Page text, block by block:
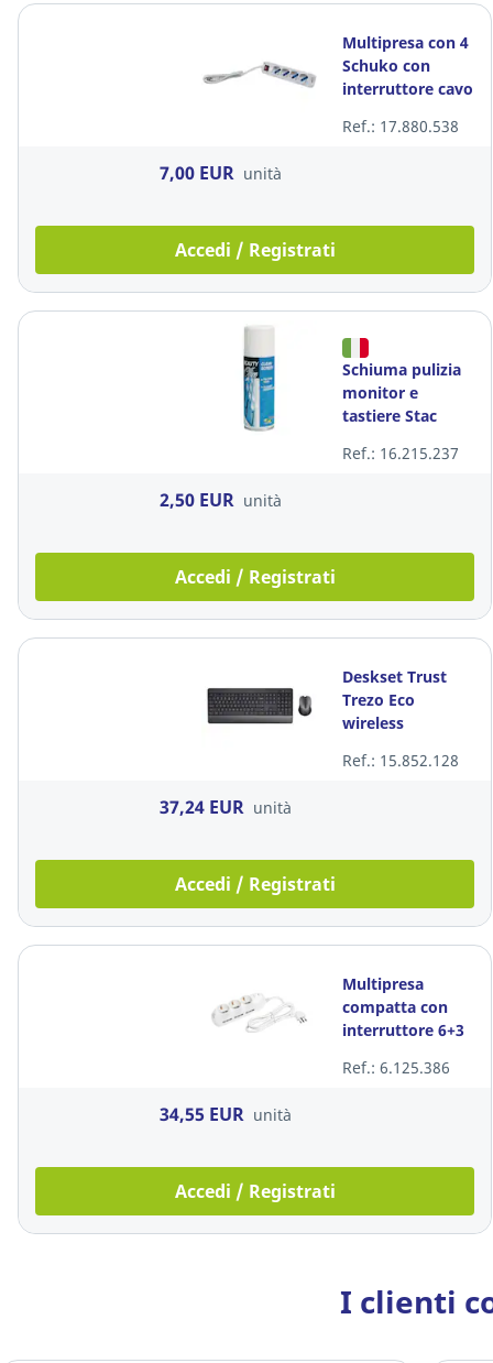
Multipresa con 4
Schuko con
interruttore cavo
Ref.: 17.880.538
7,00 EUR unità
Accedi / Registrati
Schiuma pulizia
monitor e
tastiere Stac
Ref.: 16.215.237
2,50 EUR unità
Accedi / Registrati
Deskset Trust
Trezo Eco
wireless
Ref.: 15.852.128
37,24 EUR unità
Accedi / Registrati
Multipresa
compatta con
interruttore 6+3
Bticino
Ref.: 6.125.386
34,55 EUR unità
Accedi / Registrati
I clienti